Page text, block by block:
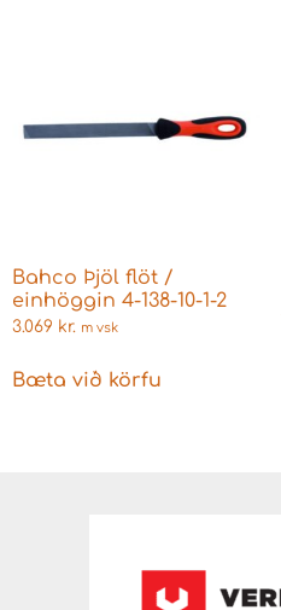
Bahco Þjöl flöt /
einhöggin 4-138-10-1-2
3.069 kr. m vsk
Bæta við körfu